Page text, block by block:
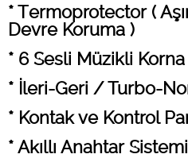
* Termoprotector (
Devre Koruma )
* 6 Sesli Müzikli Korna
* İleri-Geri / Turbo-
* Kontak ve Kontrol
* Akıllı Anahtar Sistemi